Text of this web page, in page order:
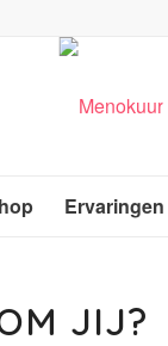
Ervaringen
JIJ?